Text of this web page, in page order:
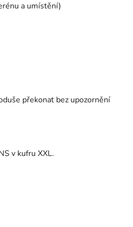
a umístění)
překonat bez upozornění
v kufru XXL.